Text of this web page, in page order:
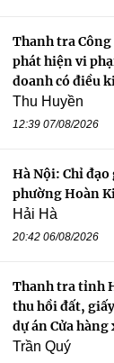
Thanh tra
phát hiện vi
doanh có điều
Thu Huyền
12:39 07/08/2026
Hà Nội: Chỉ
phường Hoàn
Hải Hà
20:42 06/08/2026
Thanh tra tỉnh
thu hồi đất,
dự án Cửa
Trần Quý